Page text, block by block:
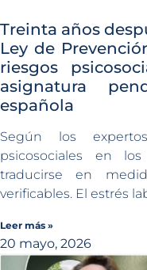
Treinta años
Ley de
riesgos
asignatura
española
Según los
psicosociales en
traducirse en
verificables. El estrés
Leer más »
20 mayo, 2026